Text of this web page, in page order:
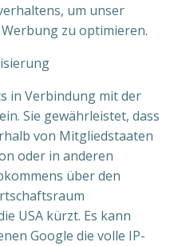
um unser
zu optimieren.
in Verbindung mit der
Sie gewährleistet, dass
von Mitgliedstaaten
oder in anderen
über den
USA kürzt. Es kann
Google die volle IP-